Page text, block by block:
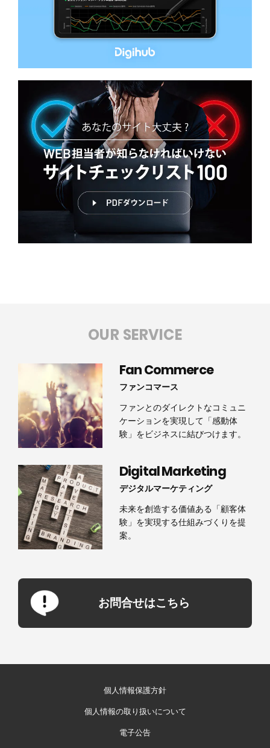
OUR SERVICE
Fan Commerce
ファンコマース
ファンとのダイレクトなコミュニ
ケーションを実現して「感動体
験」をビジネスに結びつけます。
Digital Marketing
デジタルマーケティング
未来を創造する価値ある「顧客体
験」を実現する仕組みづくりを提
案。
お問合せはこちら
個人情報保護方針
個人情報の取り扱いについて
電子公告